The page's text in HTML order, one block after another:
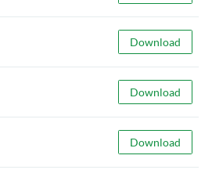
Download
Budget ARA
Download
Budget ARA
Download